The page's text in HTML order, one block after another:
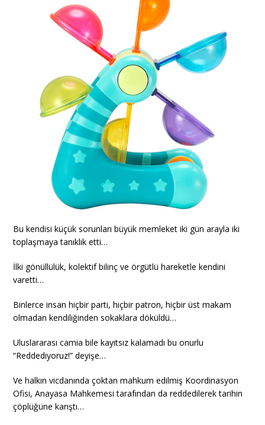
Bu kendisi küçük sorunları büyük memleket iki gün arayla iki
toplaşmaya tanıklık etti…
İlki gönüllülük, kolektif bilinç ve örgütlü hareketle kendini
varetti…
Binlerce insan hiçbir parti, hiçbir patron, hiçbir üst makam
olmadan kendiliğinden sokaklara döküldü…
Uluslararası camia bile kayıtsız kalamadı bu onurlu
“Reddediyoruz!” deyişe…
Ve halkın vicdanında çoktan mahkum edilmiş Koordinasyon
Ofisi, Anayasa Mahkemesi tarafından da reddedilerek tarihin
çöplüğüne karıştı…